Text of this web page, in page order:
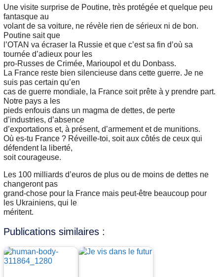
Une visite surprise de Poutine, très protégée et quelque peu
fantasque au
volant de sa voiture, ne révèle rien de sérieux ni de bon.
Poutine sait que
l’OTAN va écraser la Russie et que c’est sa fin d’où sa
tournée d’adieux pour les
pro-Russes de Crimée, Marioupol et du Donbass.
La France reste bien silencieuse dans cette guerre. Je ne
suis pas certain qu’en
cas de guerre mondiale, la France soit prête à y prendre part.
Notre pays a les
pieds enfouis dans un magma de dettes, de perte
d’industries, d’absence
d’exportations et, à présent, d’armement et de munitions.
Où es-tu France ? Réveille-toi, soit aux côtés de ceux qui
défendent la liberté,
soit courageuse.
Les 100 milliards d’euros de plus ou de moins de dettes ne
changeront pas
grand-chose pour la France mais peut-être beaucoup pour
les Ukrainiens, qui le
méritent.
Publications similaires :